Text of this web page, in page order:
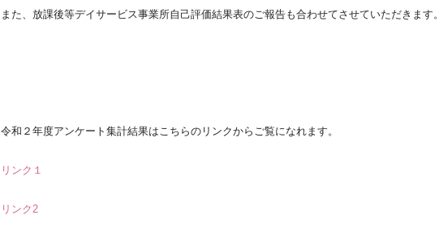
また、放課後等デイサービス事業所自己評価結果表のご報告も合わせてさせていただきます。
令和２年度アンケート集計結果はこちらのリンクからご覧になれます。
リンク１
リンク2